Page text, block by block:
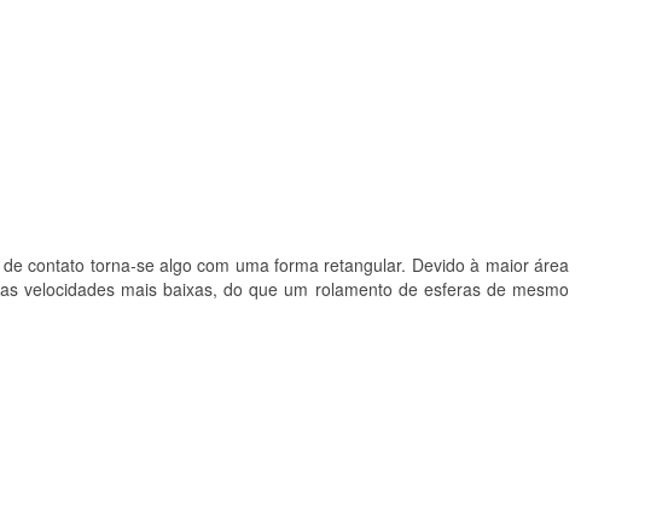
contato torna-se algo com uma forma retangular. Devido à maior área
velocidades mais baixas, do que um rolamento de esferas de mesmo